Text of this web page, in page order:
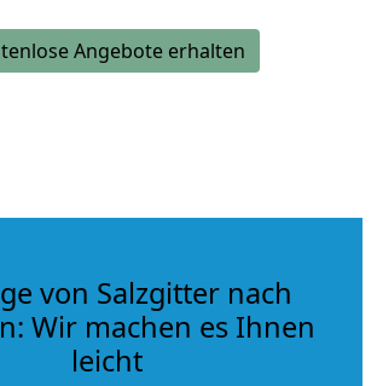
Angebote erhalten
von Salzgitter nach
Wir machen es Ihnen
leicht